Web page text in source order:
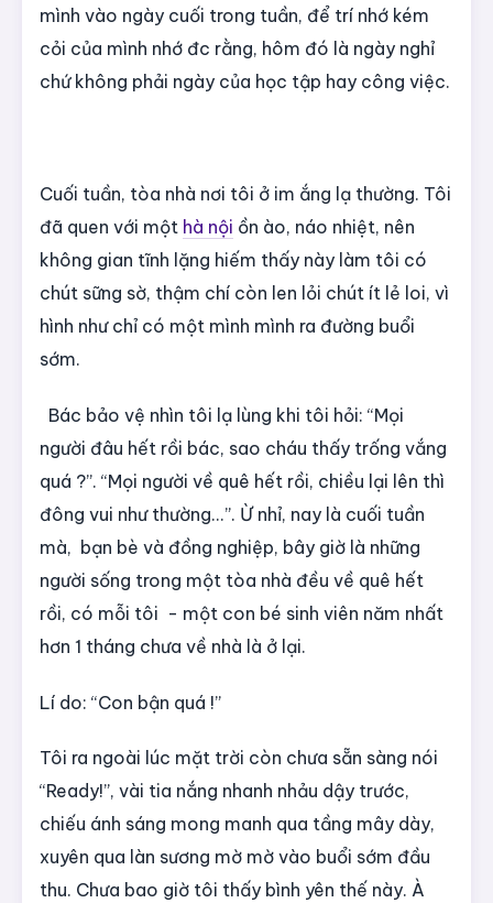
mình vào ngày cuối trong tuần, để trí nhớ kém
cỏi của mình nhớ đc rằng, hôm đó là ngày nghỉ
chứ không phải ngày của học tập hay công việc.
Cuối tuần, tòa nhà nơi tôi ở im ắng lạ thường. Tôi
đã quen với một hà nội ồn ào, náo nhiệt, nên
không gian tĩnh lặng hiếm thấy này làm tôi có
chút sững sờ, thậm chí còn len lỏi chút ít lẻ loi, vì
hình như chỉ có một mình mình ra đường buổi
sớm.
Bác bảo vệ nhìn tôi lạ lùng khi tôi hỏi: “Mọi
người đâu hết rồi bác, sao cháu thấy trống vắng
quá ?”. “Mọi người về quê hết rồi, chiều lại lên thì
đông vui như thường...”. Ừ nhỉ, nay là cuối tuần
mà, bạn bè và đồng nghiệp, bây giờ là những
người sống trong một tòa nhà đều về quê hết
rồi, có mỗi tôi - một con bé sinh viên năm nhất
hơn 1 tháng chưa về nhà là ở lại.
Lí do: “Con bận quá !”
Tôi ra ngoài lúc mặt trời còn chưa sẵn sàng nói
“Ready!”, vài tia nắng nhanh nhảu dậy trước,
chiếu ánh sáng mong manh qua tầng mây dày,
xuyên qua làn sương mờ mờ vào buổi sớm đầu
thu. Chưa bao giờ tôi thấy bình yên thế này. À